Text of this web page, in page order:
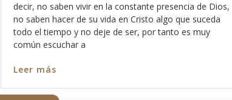
decir, no saben vivir en la constante presencia de Dios,
no saben hacer de su vida en Cristo algo que suceda
todo el tiempo y no deje de ser, por tanto es muy
común escuchar a
Leer más